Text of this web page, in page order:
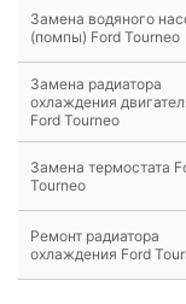
Замена водяного
(помпы) Ford Tourneo
Замена радиатора
охлаждения
Ford Tourneo
Замена термостата
Tourneo
Ремонт радиатора
охлаждения Ford